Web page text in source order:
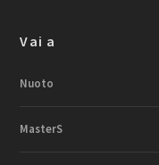
Vai a
Nuoto
MasterS